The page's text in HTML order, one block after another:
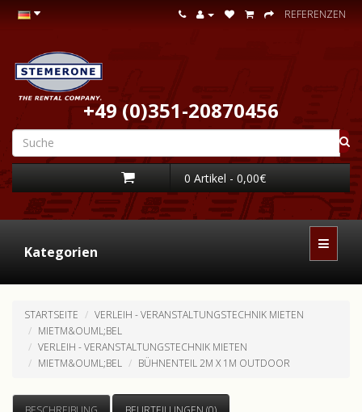
REFERENZEN
+49 (0)351-20870456
0 Artikel - 0,00€
Kategorien
STARTSEITE
VERLEIH - VERANSTALTUNGSTECHNIK MIETEN
MIETM&OUML;BEL
VERLEIH - VERANSTALTUNGSTECHNIK MIETEN
MIETM&OUML;BEL
BÜHNENTEIL 2M X 1M OUTDOOR